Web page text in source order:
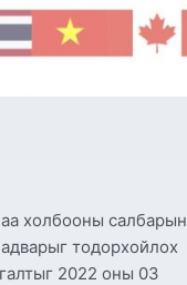
холбооны салбарын
тодорхойлох
2022 оны 03